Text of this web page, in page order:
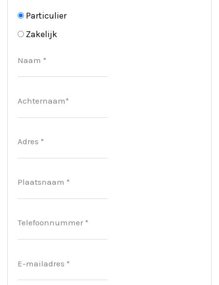
Particulier
Zakelijk
Naam *
Achternaam*
Adres *
Plaatsnaam *
Telefoonnummer *
E-mailadres *